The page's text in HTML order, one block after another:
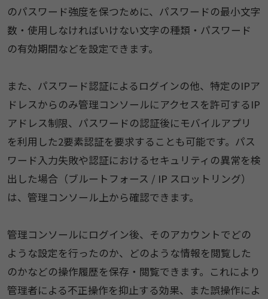
のパスワード強度を保つために、パスワードの最小文字
数・使用しなければいけない文字の種類・パスワード
の有効期間などを設定できます。
また、パスワード認証によるログインの他、特定のIPア
ドレスからのみ管理コンソールにアクセスを許可するIP
アドレス制限、パスワードの認証後にモバイルアプリ
を利用した2要素認証を要求することも可能です。パス
ワード入力失敗や認証におけるセキュリティの異常を検
出した場合（ブルートフォース / IP スロットリング）
は、管理コンソール上から確認できます。
管理コンソールにログイン後、そのアカウントでどの
ような設定を行ったのか、どのような情報を閲覧した
のかなどの操作履歴を保存・閲覧できます。これにより
管理者による不正操作を抑止する効果、また誤操作によ